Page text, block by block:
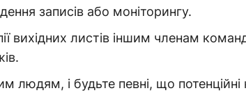
записів або моніторингу.
вихідних листів іншим членам
людям, і будьте певні, що потенційні